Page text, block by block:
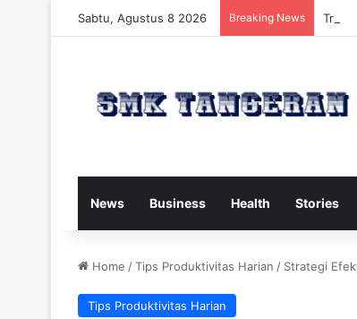
Sabtu, Agustus 8 2026 Breaking News
News Business Health Stories
Home /Tips Produktivitas Harian / Strategi
Tips Produktivitas Harian